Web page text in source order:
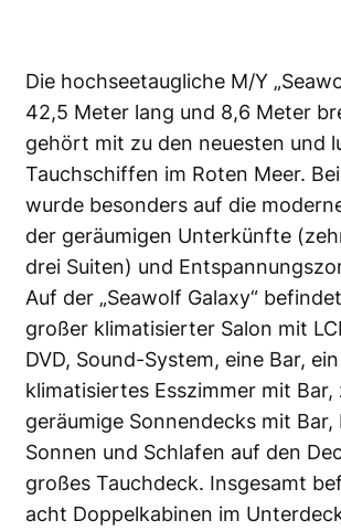
Die hochseetaugliche M/Y
42,5 Meter lang und 8,6 Meter
gehört mit zu den neuesten und
Tauchschiffen im Roten Meer.
wurde besonders auf die
der geräumigen Unterkünfte
drei Suiten) und
Auf der „Seawolf Galaxy“
großer klimatisierter Salon mit
DVD, Sound-System, eine Bar,
klimatisiertes Esszimmer mit Bar,
geräumige Sonnendecks mit Bar,
Sonnen und Schlafen auf den
großes Tauchdeck. Insgesamt
acht Doppelkabinen im